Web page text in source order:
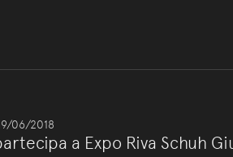
06/2018
a Expo Riva Schuh